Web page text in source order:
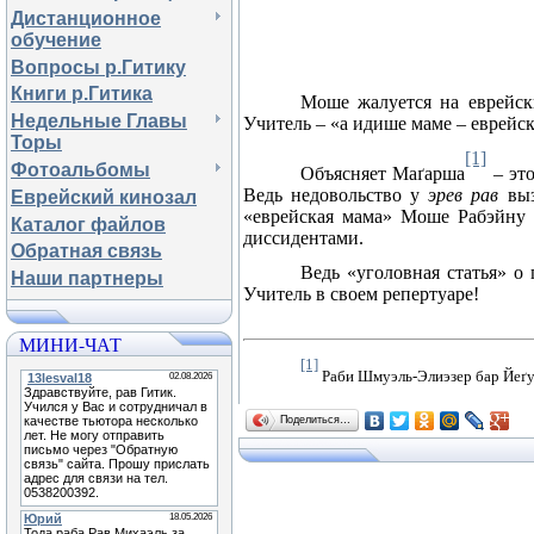
Дистанционное
обучение
Вопросы р.Гитику
Книги р.Гитика
Недельные Главы
Торы
Фотоальбомы
Еврейский кинозал
Каталог файлов
Обратная связь
Наши партнеры
МИНИ-ЧАТ
Моше жалуется на
Учитель – «а идише маме –
Объясняет Маґарша
[1]
–
Ведь недовольство уэрев рав
«еврейская мама» Моше Рабэйну
диссидентами.
Ведь «уголовная статья»
Учитель в своем репертуаре!
[1]
Раби Шмуэль-Элиэзер бар Йеґ
Поделиться…